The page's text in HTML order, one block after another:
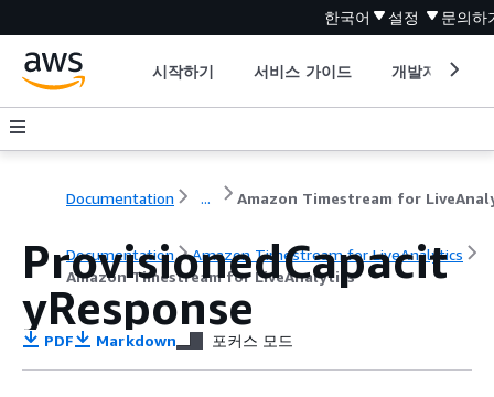
한국어 설정 문의하
시작하기 서비스 가이드 개발자 도구
Documentation ...
Documentation
Amazon Timestream for LiveAnalytics
Amazon Timestream for LiveAnalytics
ProvisionedCapacit
yResponse
PDF Markdown 포커스 모드